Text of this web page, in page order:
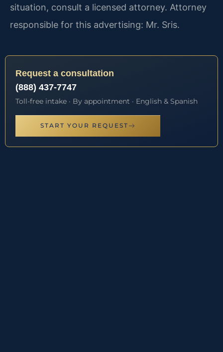
situation, consult a licensed attorney. Attorney
responsible for this advertising: Mr. Sris.
Request a consultation
(888) 437-7747
Toll-free intake · By appointment · English & Spanish
START YOUR REQUEST